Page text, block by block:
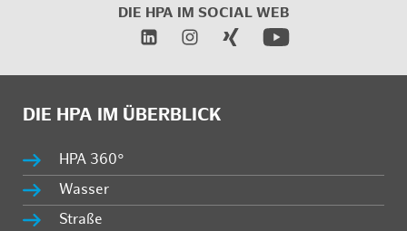
DIE HPA IM SOCIAL WEB
DIE HPA IM ÜBERBLICK
HPA 360°
Wasser
Straße